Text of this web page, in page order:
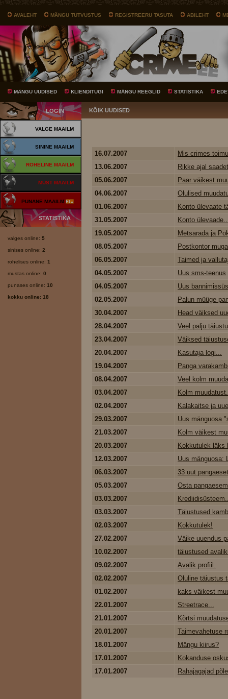
AVALEHT MÄNGU TUTVUSTUS REGISTREERU TASUTA ABILEHT
MÄNGU UUDISED KLIENDITUGI MÄNGU REEGLID STATISTIKA
LOGIN
VALGE MAAILM
SININE MAAILM
ROHELINE MAAILM
MUST MAAILM
PUNANE MAAILM
STATISTIKA
valges online: 5
sinises online: 2
rohelises online: 1
mustas online: 0
punases online: 10
kokku online: 18
KÕIK UUDISED
16.07.2007
Mis crimes
13.06.2007
Rikke ajal
05.06.2007
Paar väikest
04.06.2007
Olulised
01.06.2007
Konto ülevaate
31.05.2007
Konto
19.05.2007
Metsarada ja
08.05.2007
Postkontor
06.05.2007
Taimed ja
04.05.2007
Uus sms-teenus
04.05.2007
Uus
02.05.2007
Palun müüge
30.04.2007
Head väiksed
28.04.2007
Veel palju
23.04.2007
Väiksed
20.04.2007
Kasutaja logi...
19.04.2007
Panga
08.04.2007
Veel kolm
03.04.2007
Kolm
02.04.2007
Kalakaitse ja
29.03.2007
Uus mänguosa
21.03.2007
Kolm väikest
20.03.2007
Kokkutulek läks
12.03.2007
Uus mänguosa:
06.03.2007
33 uut
05.03.2007
Osta
03.03.2007
03.03.2007
Täiustused
02.03.2007
Kokkutulek!
27.02.2007
Väike uuendus
10.02.2007
täiustused
09.02.2007
Avalik profiil.
02.02.2007
Oluline täiustus
01.02.2007
kaks väikest
22.01.2007
Streetrace...
21.01.2007
Kõrtsi
20.01.2007
Taimevahetuse
18.01.2007
Mängu kiirus?
17.01.2007
Kokanduse
17.01.2007
Rahajagajad